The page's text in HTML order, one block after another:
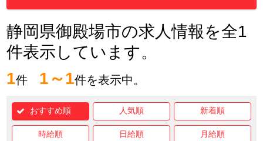
静岡県御殿場市の求人情報を全1
件表示しています。
1件 1～1件を表示中。
おすすめ順 人気順 新着順
時給順 日給順 月給順